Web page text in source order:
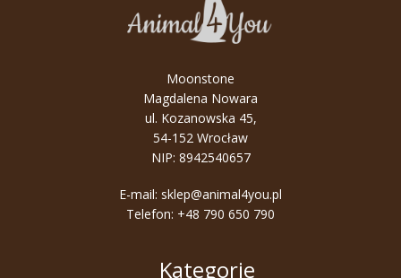
Moonstone
Magdalena Nowara
ul. Kozanowska 45,
54-152 Wrocław
NIP: 8942540657
E-mail: sklep@animal4you.pl
Telefon: +48 790 650 790
Kategorie